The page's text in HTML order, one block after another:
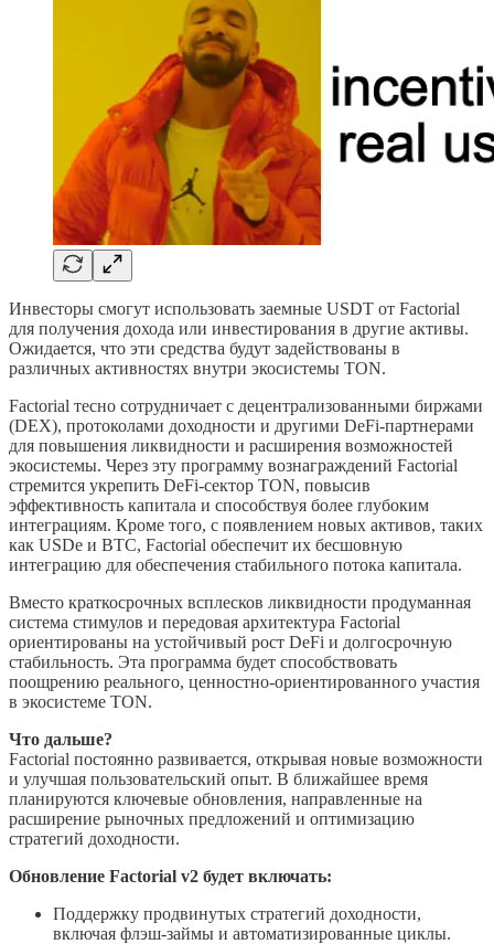
Инвесторы смогут использовать заемные USDT от Factorial
для получения дохода или инвестирования в другие активы.
Ожидается, что эти средства будут задействованы в
различных активностях внутри экосистемы TON.
Factorial тесно сотрудничает с децентрализованными биржами
(DEX), протоколами доходности и другими DeFi-партнерами
для повышения ликвидности и расширения возможностей
экосистемы. Через эту программу вознаграждений Factorial
стремится укрепить DeFi-сектор TON, повысив
эффективность капитала и способствуя более глубоким
интеграциям. Кроме того, с появлением новых активов, таких
как USDe и BTC, Factorial обеспечит их бесшовную
интеграцию для обеспечения стабильного потока капитала.
Вместо краткосрочных всплесков ликвидности продуманная
система стимулов и передовая архитектура Factorial
ориентированы на устойчивый рост DeFi и долгосрочную
стабильность. Эта программа будет способствовать
поощрению реального, ценностно-ориентированного участия
в экосистеме TON.
Что дальше?
Factorial постоянно развивается, открывая новые возможности
и улучшая пользовательский опыт. В ближайшее время
планируются ключевые обновления, направленные на
расширение рыночных предложений и оптимизацию
стратегий доходности.
Обновление Factorial v2 будет включать:
Поддержку продвинутых стратегий доходности,
включая флэш-займы и автоматизированные циклы.